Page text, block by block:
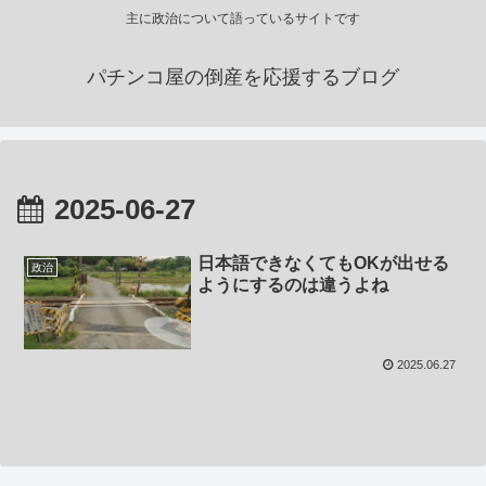
主に政治について語っているサイトです
パチンコ屋の倒産を応援するブログ
2025-06-27
政治
日本語できなくてもOKが出せる
ようにするのは違うよね
2025.06.27